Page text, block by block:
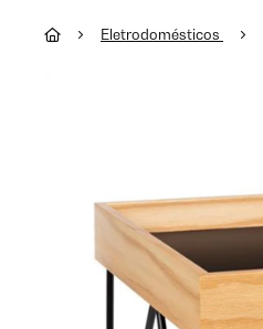
Eletrodomésticos